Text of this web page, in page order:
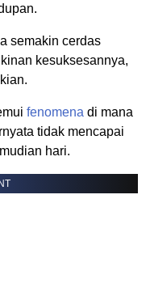
semakin cerdas
kesuksesannya,
fenomena di mana
tidak mencapai
hari.